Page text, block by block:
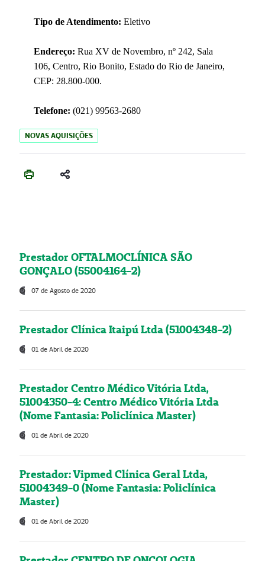
Tipo de Atendimento: Eletivo
Endereço: Rua XV de Novembro, nº 242, Sala
106, Centro, Rio Bonito, Estado do Rio de Janeiro,
CEP: 28.800-000.
Telefone: (021) 99563-2680
NOVAS AQUISIÇÕES
Prestador OFTALMOCLÍNICA SÃO
GONÇALO (55004164-2)
07 de Agosto de 2020
Prestador Clínica Itaipú Ltda (51004348-2)
01 de Abril de 2020
Prestador Centro Médico Vitória Ltda,
51004350-4: Centro Médico Vitória Ltda
(Nome Fantasia: Policlínica Master)
01 de Abril de 2020
Prestador: Vipmed Clínica Geral Ltda,
51004349-0 (Nome Fantasia: Policlínica
Master)
01 de Abril de 2020